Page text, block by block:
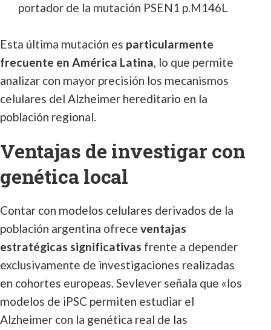
portador de la mutación PSEN1 p.M146L
Esta última mutación es particularmente
frecuente en América Latina, lo que permite
analizar con mayor precisión los mecanismos
celulares del Alzheimer hereditario en la
población regional.
Ventajas de investigar con
genética local
Contar con modelos celulares derivados de la
población argentina ofrece ventajas
estratégicas significativas frente a depender
exclusivamente de investigaciones realizadas
en cohortes europeas. Sevlever señala que «los
modelos de iPSC permiten estudiar el
Alzheimer con la genética real de las